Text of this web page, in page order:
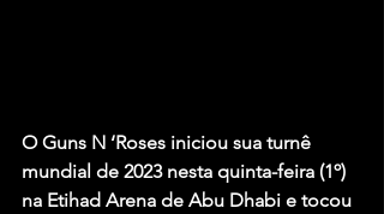
O Guns N ‘Roses iniciou sua turnê
mundial de 2023 nesta quinta-feira (1º)
na Etihad Arena de Abu Dhabi e tocou